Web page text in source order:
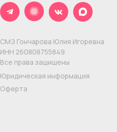
Юридическая информация
СМЗ Гончарова Юлия Игоревна
ИНН 260808755849
Все права защищены
Оферта